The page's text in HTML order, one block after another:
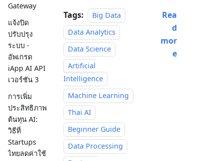
Gateway
แจ้งปิด
ปรับปรุง
ระบบ -
อัพเกรด
iApp AI API
เวอร์ชัน 3
การเพิ่ม
ประสิทธิภาพ
ต้นทุน AI:
วิธีที่
Startups
ไทยลดค่าใช้
Tags:
Big Data
Data Analytics
Data Science
Artificial
Intelligence
Machine Learning
Thai AI
Beginner Guide
Data Processing
Rea
d
mor
e